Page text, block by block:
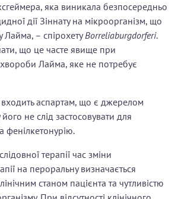
яка виникала безпосередньо
дії Зіннату на мікроорганізм, що
– спірохетуBorreliaburgdorferi.
що це часте явище при
хвороби Лайма, яке не потребує
входить аспартам, що є джерелом
його не слід застосовувати для
фенілкетонурію.
терапії час зміни
на пероральну визначається
станом пацієнта та чутливістю